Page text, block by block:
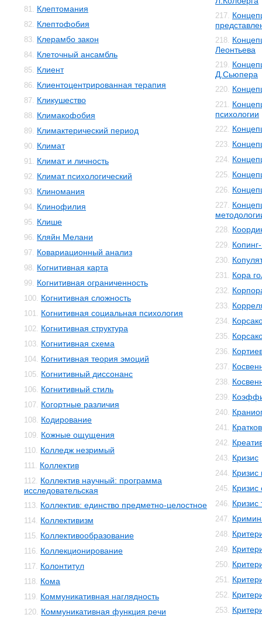
81. Клептомания
82. Клептофобия
83. Клерамбо закон
84. Клеточный ансамбль
85. Клиент
86. Клиентоцентрированная терапия
87. Кликушество
88. Климакофобия
89. Климактерический период
90. Климат
91. Климат и личность
92. Климат психологический
93. Клиномания
94. Клинофилия
95. Клише
96. Кляйн Мелани
97. Ковариационный анализ
98. Когнитивная карта
99. Когнитивная ограниченность
100. Когнитивная сложность
101. Когнитивная социальная психология
102. Когнитивная структура
103. Когнитивная схема
104. Когнитивная теория эмоций
105. Когнитивный диссонанс
106. Когнитивный стиль
107. Когортные различия
108. Кодирование
109. Кожные ощущения
110. Колледж незримый
111. Коллектив
112. Коллектив научный: программа
исследовательская
113. Коллектив: единство предметно-целостное
114. Коллективизм
115. Коллективообразование
116. Коллекционирование
117. Колонтитул
118. Кома
119. Коммуникативная наглядность
120. Коммуникативная функция речи
217.
218.
Леонтьева
219.
Д.Сьюпера
220.
221.
психологии
222.
223.
224.
225.
226.
227.
228.
229.
230.
231. Кора
232.
233.
234.
235.
236.
237.
238.
239.
240.
241.
242.
243. Кризис
244. Кризис
245. Кризис
246. Кризис
247.
248.
249.
250.
251.
252.
253.